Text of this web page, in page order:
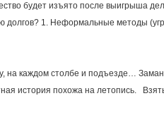
будет изъято после выигрыша
долгов? 1. Неформальные методы
на каждом столбе и подъезде…
история похожа на летопись.